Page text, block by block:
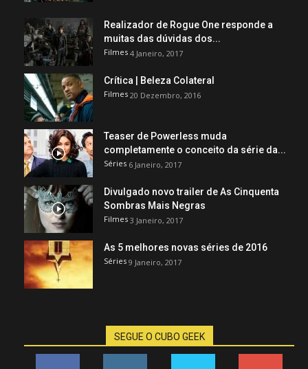
Realizador de Rogue One responde a
muitas das dúvidas dos...
Filmes 4 Janeiro, 2017
Crítica | Beleza Colateral
Filmes 20 Dezembro, 2016
Teaser de Powerless muda
completamente o conceito da série da...
Séries 6 Janeiro, 2017
Divulgado novo trailer de As Cinquenta
Sombras Mais Negras
Filmes 3 Janeiro, 2017
As 5 melhores novas séries de 2016
Séries 9 Janeiro, 2017
SEGUE O CUBO GEEK